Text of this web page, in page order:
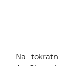
Na